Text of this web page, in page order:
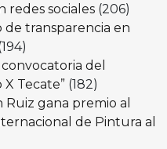
redes sociales (206)
de transparencia en
del
Tecate” (182)
gana premio al
de Pintura al